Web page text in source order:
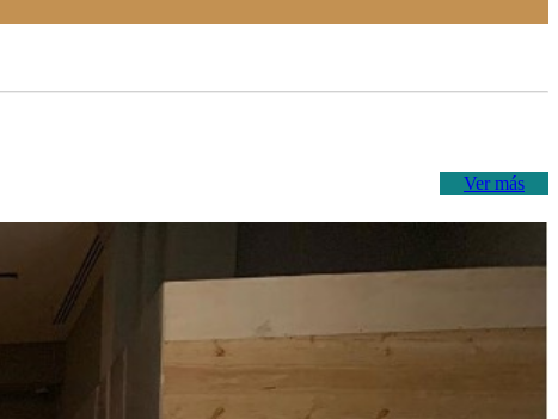
Ver más